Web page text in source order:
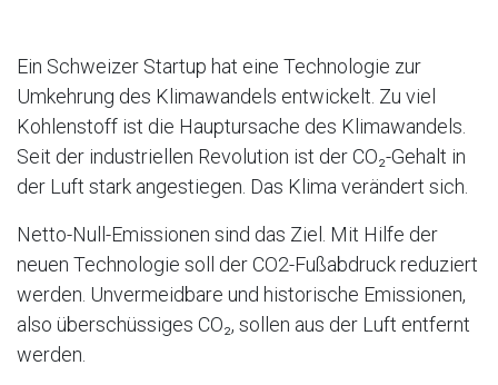
Ein Schweizer Startup hat eine Technologie zur
Umkehrung des Klimawandels entwickelt. Zu viel
Kohlenstoff ist die Hauptursache des Klimawandels.
Seit der industriellen Revolution ist der CO₂-Gehalt in
der Luft stark angestiegen. Das Klima verändert sich.
Netto-Null-Emissionen sind das Ziel. Mit Hilfe der
neuen Technologie soll der CO2-Fußabdruck reduziert
werden. Unvermeidbare und historische Emissionen,
also überschüssiges CO₂, sollen aus der Luft entfernt
werden.